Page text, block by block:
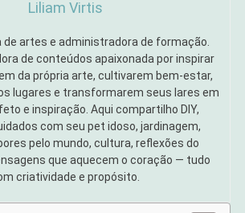
Liliam Virtis
de artes e administradora de formação.
de conteúdos apaixonada por inspirar
da própria arte, cultivarem bem-estar,
lugares e transformarem seus lares em
e inspiração. Aqui compartilho DIY,
com seu pet idoso, jardinagem,
pelo mundo, cultura, reflexões do
que aquecem o coração — tudo
criatividade e propósito.